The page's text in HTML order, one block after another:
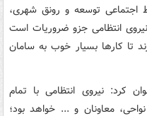
توسعه و رونق شهری،
انتظامی جزو ضروریات است
تا کارها بسیار خوب به سامان
کرد: نیروی انتظامی با تمام
معاونان و ... خواهد بود؛